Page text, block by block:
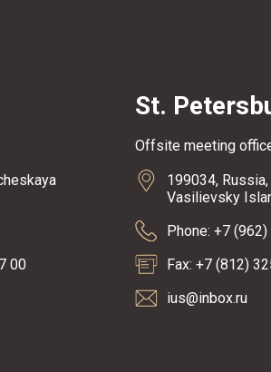
00
St.
Offsite meeting
199034,
Vasilievsky
Phone: +7
Fax: +7 (812)
ius@inbox.ru